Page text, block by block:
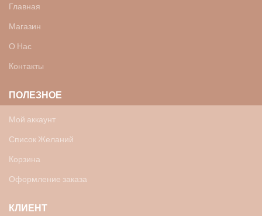
Главная
Магазин
О Нас
Контакты
ПОЛЕЗНОЕ
Мой аккаунт
Список Желаний
Корзина
Оформление заказа
КЛИЕНТ